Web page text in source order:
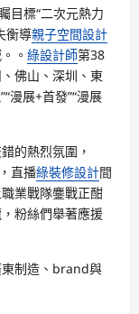
目標“二次元熱力
衡導親子空間設計
。 綠設計師第38
佛山、深圳、東
漫展+首發”“漫展
的熱烈氛圍，
直播綠裝修設計間
業戰隊鏖戰正酣
粉絲們舉著應援
東制造、brand與